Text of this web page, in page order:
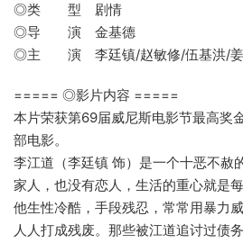
◎类 型 剧情
◎导 演 金基德
◎主 演 李廷镇/赵敏修/伍基洪/姜
===== ◎影片内容 =====
本片荣获第69届威尼斯电影节最高奖
部电影。
李江道（李廷镇 饰）是一个十恶不赦
家人，也没有恋人，生活的重心就是
他生性冷酷，手段残忍，常常用暴力
人人打成残废。那些被江道追讨过债